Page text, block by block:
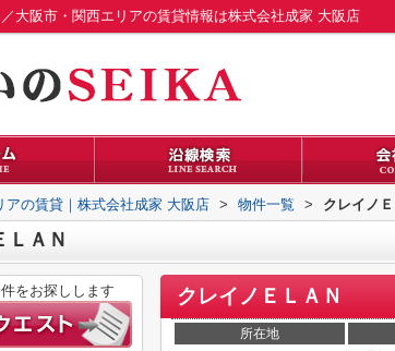
大阪市・関西エリアの賃貸情報は株式会社成家 大阪店
アの賃貸｜株式会社成家 大阪店 > 物件一覧 > クレイノ
ＬＡＮ
クレイノＥＬＡＮ
所在地
をお探しします